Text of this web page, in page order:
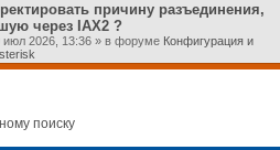
причину разъединения,
через IAX2 ?
июл 2026, 13:36» в форуме Конфигурация и
поиску